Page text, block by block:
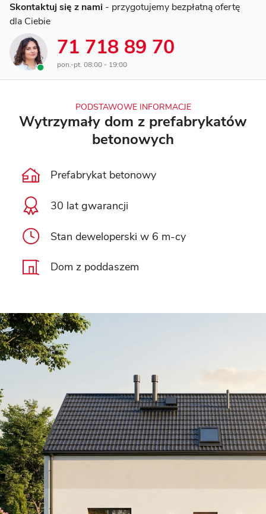
Skontaktuj się z nami - przygotujemy bezpłatną ofertę
dla Ciebie
71 718 89 70
pon.-pt. 08:00 - 19:00
PODSTAWOWE INFORMACJE
Wytrzymały dom z prefabrykatów
betonowych
Prefabrykat betonowy
30 lat gwarancji
Stan deweloperski w 6 m-cy
Dom z poddaszem